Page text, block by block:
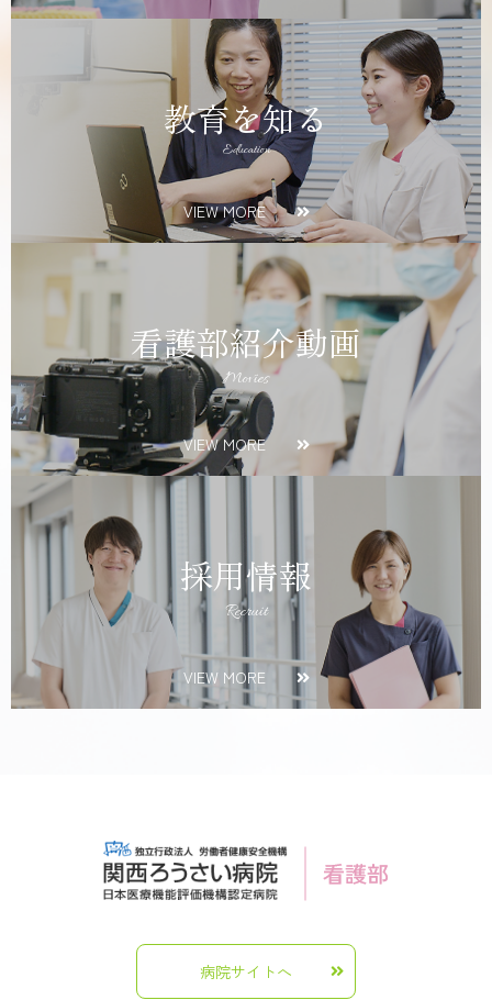
教育を知る
Education
VIEW MORE
看護部紹介動画
Movies
VIEW MORE
採用情報
Recruit
VIEW MORE
病院サイトへ